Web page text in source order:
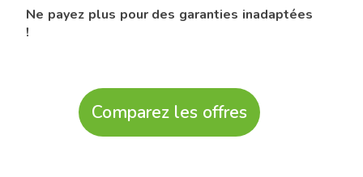
Ne payez plus pour des garanties inadaptées
!
Comparez les offres